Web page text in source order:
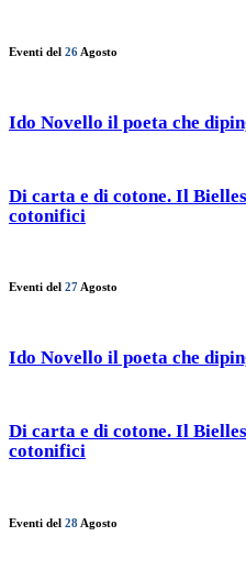
Eventi del 26 Agosto
Ido Novello il poeta che
Di carta e di cotone. Il
cotonifici
Eventi del 27 Agosto
Ido Novello il poeta che
Di carta e di cotone. Il
cotonifici
Eventi del 28 Agosto